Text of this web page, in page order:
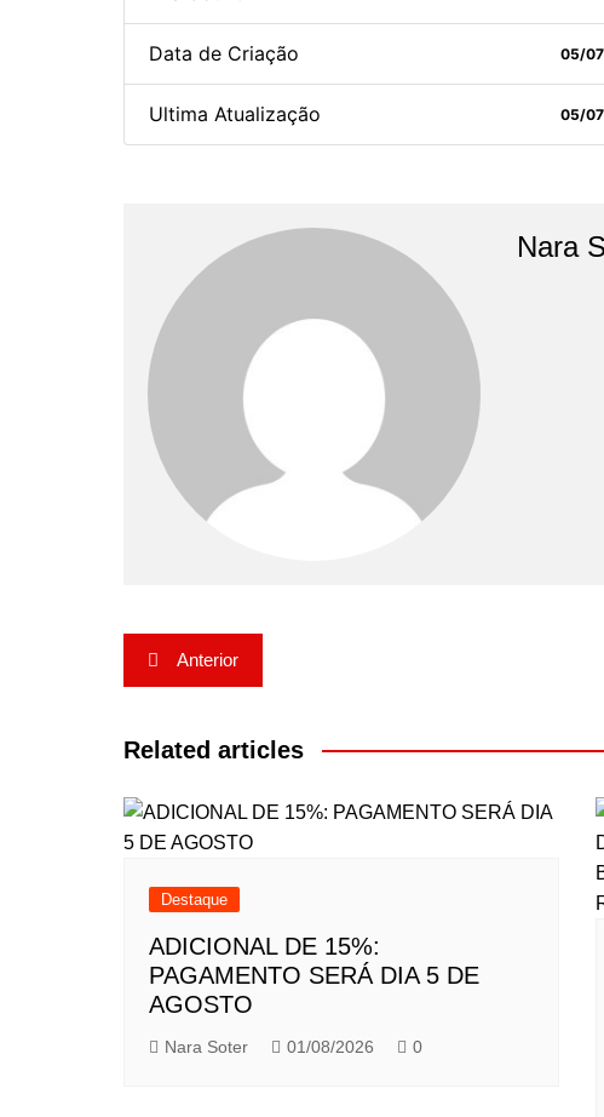
Data de Criação 05/
Ultima Atualização 05/
Nara
Navegação
de
Post
Anterior
Related articles
Destaque
ADICIONAL DE 15%:
PAGAMENTO SERÁ DIA 5 DE
AGOSTO
Nara Soter 01/08/2026 0